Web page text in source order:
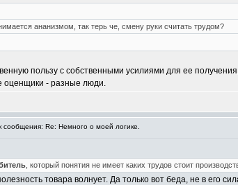
ананизмом, так терь че, смену руки считать трудом?
пользу с собственными усилиями для ее
оценщики - разные люди.
сообщения: Re: Немного о моей логике.
, который понятия не имеет каких трудов стоит
товара волнует. Да только вот беда, не в его